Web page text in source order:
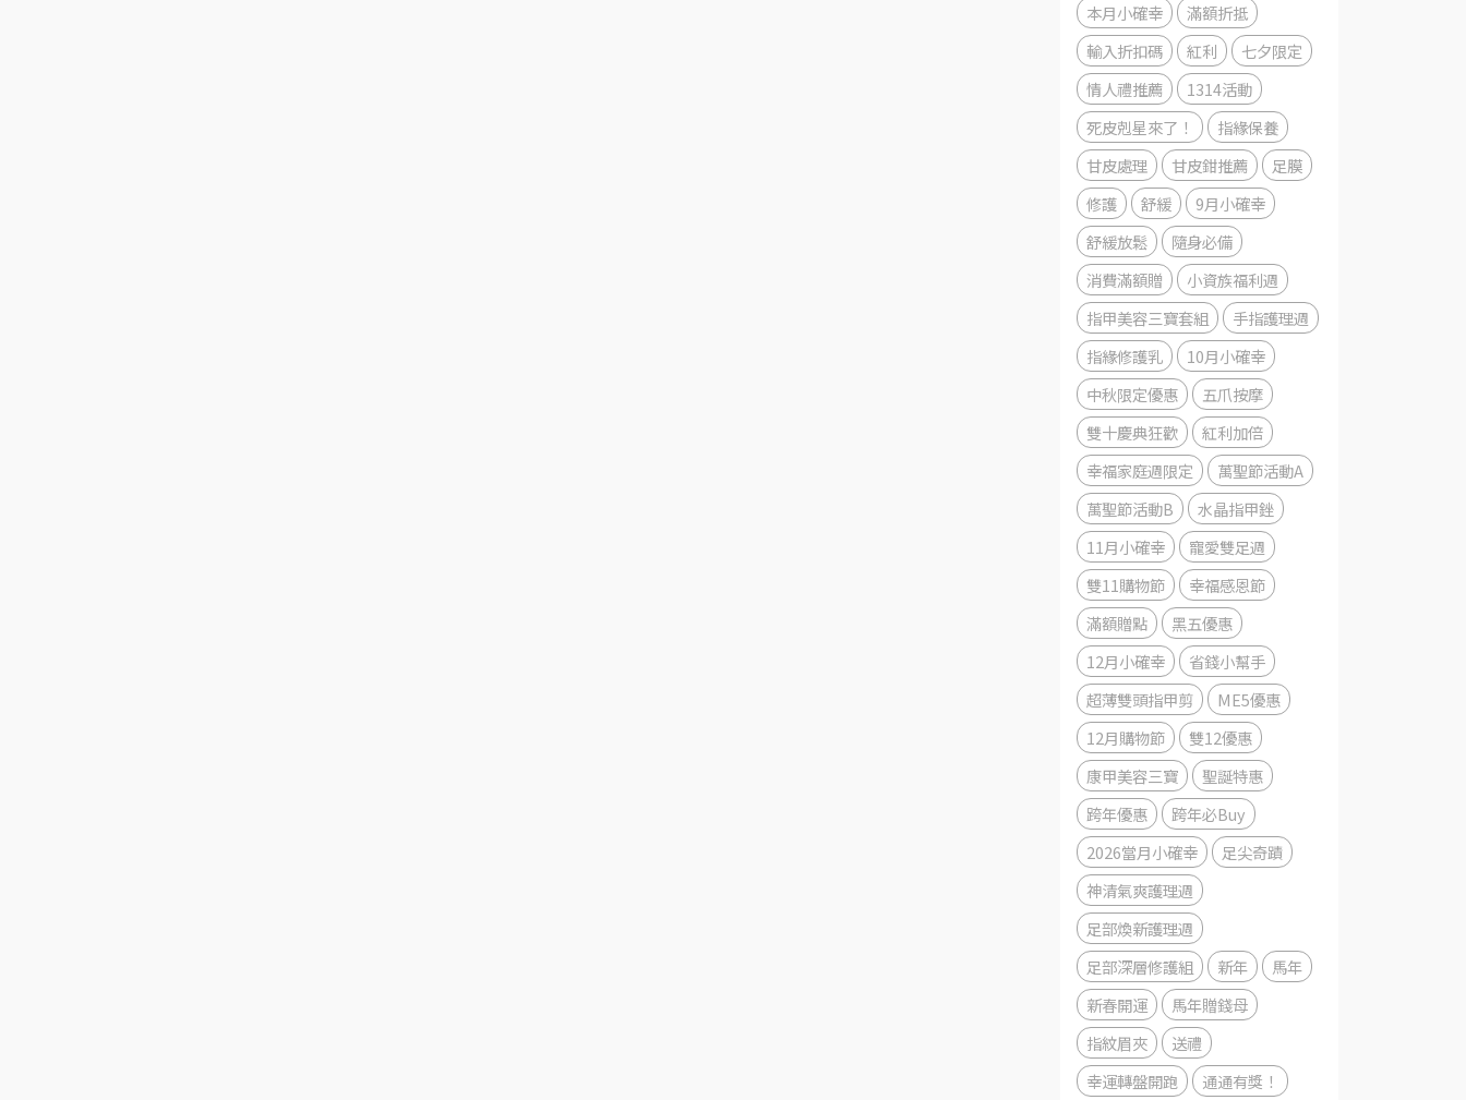
本月小確幸
滿額折抵
輸入折扣碼
紅利
七夕限定
情人禮推薦
1314活動
死皮剋星來了！
指緣保養
甘皮處理
甘皮鉗推薦
足膜
修護
舒緩
9月小確幸
舒緩放鬆
隨身必備
消費滿額贈
小資族福利週
指甲美容三寶套組
手指護理週
指緣修護乳
10月小確幸
中秋限定優惠
五爪按摩
雙十慶典狂歡
紅利加倍
幸福家庭週限定
萬聖節活動A
萬聖節活動B
水晶指甲銼
11月小確幸
寵愛雙足週
雙11購物節
幸福感恩節
滿額贈點
黑五優惠
12月小確幸
省錢小幫手
超薄雙頭指甲剪
ME5優惠
12月購物節
雙12優惠
康甲美容三寶
聖誕特惠
跨年優惠
跨年必Buy
2026當月小確幸
足尖奇蹟
神清氣爽護理週
足部煥新護理週
足部深層修護組
新年
馬年
新春開運
馬年贈錢母
指紋眉夾
送禮
幸運轉盤開跑
通通有獎！